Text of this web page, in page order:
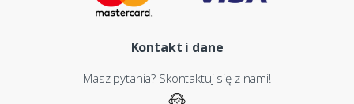
Kontakt i dane
Masz pytania? Skontaktuj się z nami!